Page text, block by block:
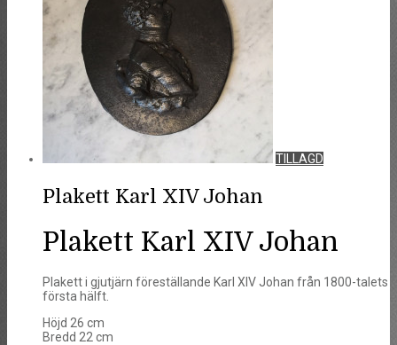
TILLAGD
Plakett Karl XIV Johan
Plakett Karl XIV Johan
Plakett i gjutjärn föreställande Karl XIV Johan från 1800-talets
första hälft.
Höjd 26 cm
Bredd 22 cm